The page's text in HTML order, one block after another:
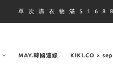
單 次 購 衣 物 滿 $ 1 6 8
MAY.韓國連線 KIKI.CO ×